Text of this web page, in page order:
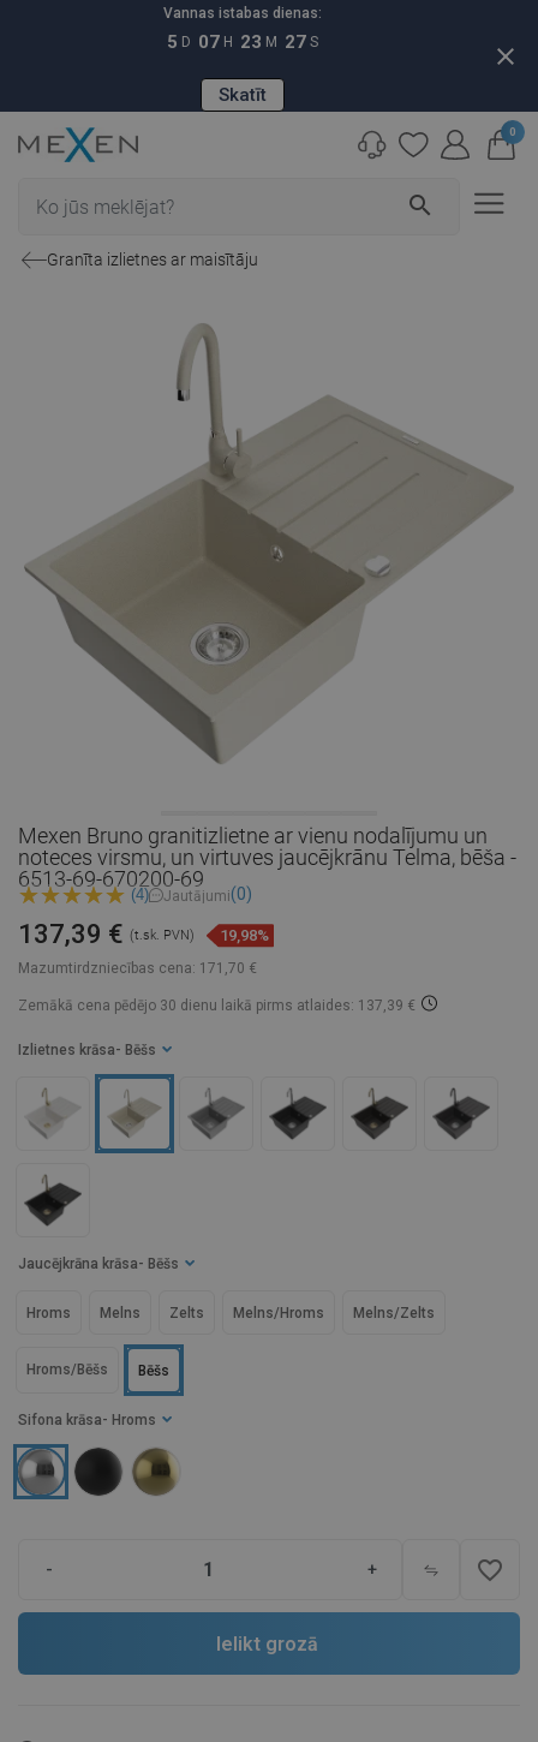
Vannas istabas dienas:
5 D 07 H 23 M 26 S
Skatīt
close
search
0
Granīta izlietnes ar maisītāju
Mexen Bruno granitizlietne ar vienu nodalījumu un
noteces virsmu, un virtuves jaucējkrānu Telma, bēša -
6513-69-670200-69
(4) Jautājumi(0)
Mazumtirdzniecības cena: 171,70 €
137,39 € (t.sk. PVN) 19,98%
Zemākā cena pēdējo 30 dienu laikā pirms atlaides: 137,39 €
Sifona krāsa - Hroms
Izlietnes krāsa - Bēšs
Jaucējkrāna krāsa - Bēšs
Hroms Melns Zelts
Bēšs
Melns/Hroms Melns/Zelts
Hroms/Bēšs
- + favorite_border
Ielikt grozā